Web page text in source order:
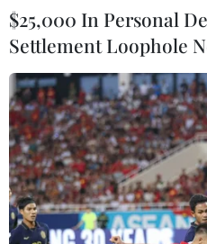
Thế
tấn công khủng bố ở
$25,000 In Personal
Settlement Loophole